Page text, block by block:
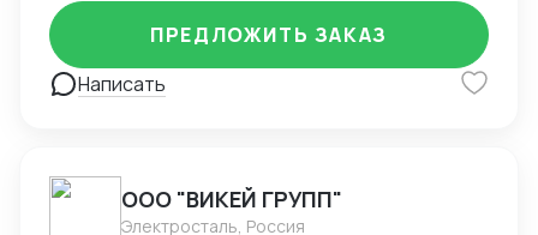
Написать
ПРЕДЛОЖИТЬ ЗАКАЗ
ООО "ВИКЕЙ ГРУПП"
Электросталь, Россия